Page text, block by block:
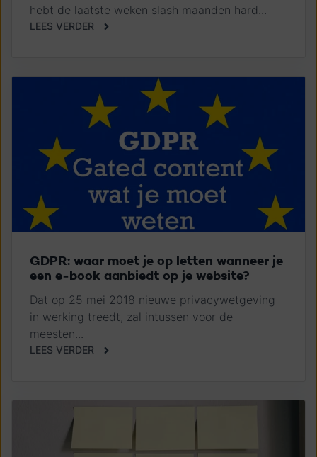
hebt de laatste weken slash maanden hard...
LEES VERDER
GDPR: waar moet je op letten wanneer je
een e-book aanbiedt op je website?
Dat op 25 mei 2018 nieuwe privacywetgeving
in werking treedt, zal intussen voor de
meesten...
LEES VERDER